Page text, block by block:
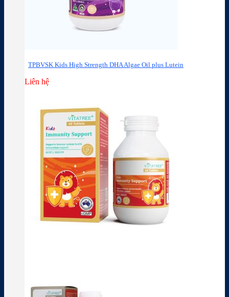
TPBVSK Kids High Strength DHA Algae Oil plus Lutein
Liên hệ